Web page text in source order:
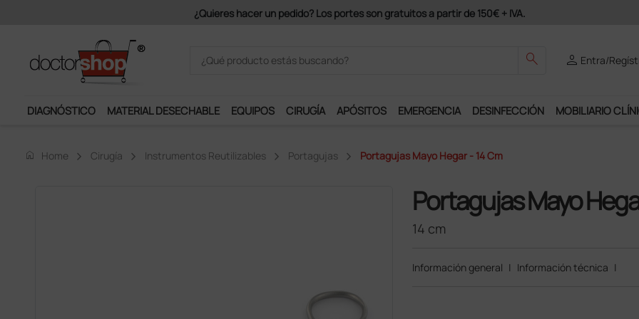
Únete al programa Ds Plus y podrás
search person Entra/
DIAGNÓSTICO MATERIAL DESECHABLE EQUIPOS CIRUGÍA APÓSITOS EMERGENCIA DESINFECCIÓN MOBILIARIO
home Home Cirugía Instrumentos Reutilizables Portagujas Portagujas Mayo Hegar - 14 Cm
Portagujas Mayo
14 cm
Información general | Información técnica |